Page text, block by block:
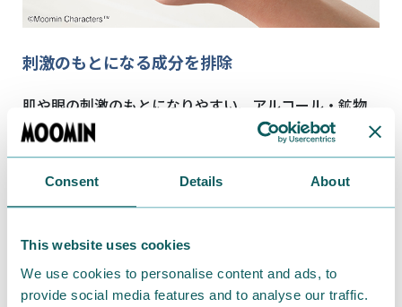
Consent Details About
This website uses cookies
We use cookies to personalise content and ads, to
provide social media features and to analyse our traffic.
刺激のもとになる成分を排除
肌や眼の刺激のもとになりやすい、アルコール・鉱物
油・パラベン・石油界面活性剤・スクラブ成分を排除
しました。